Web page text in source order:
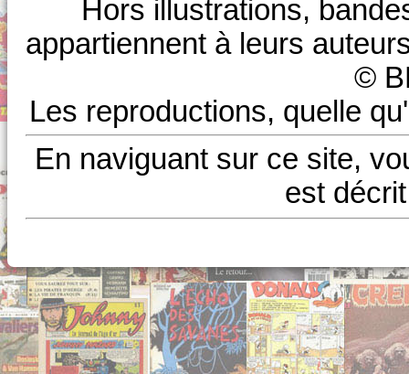
Hors illustrations,
appartiennent à leurs
©
Les reproductions, quelle
En naviguant sur ce site,
est